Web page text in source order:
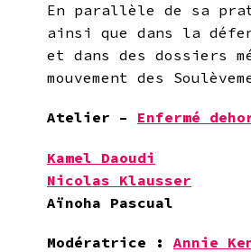
En parallèle de sa
ainsi que dans la
et dans des dossiers
mouvement des
Atelier – Enfermé
Kamel Daoudi
Nicolas Klausser
Aïnoha Pascual
Modératrice : Annie